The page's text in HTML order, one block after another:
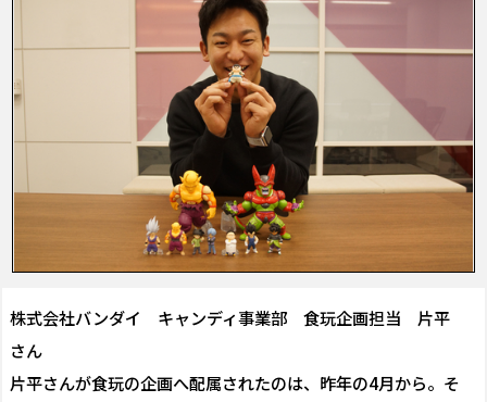
株式会社バンダイ キャンディ事業部 食玩企画担当 片平
さん
片平さんが食玩の企画へ配属されたのは、昨年の4月から。そ